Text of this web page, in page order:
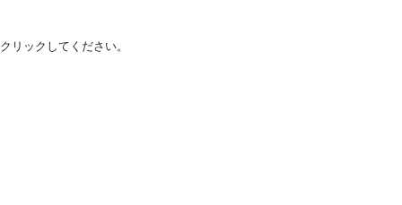
リックしてください。